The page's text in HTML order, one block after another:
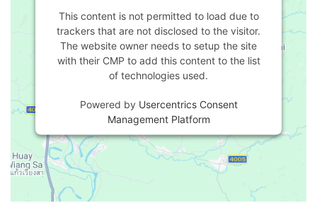
This content is not permitted to load due to
trackers that are not disclosed to the visitor.
The website owner needs to setup the site
with their CMP to add this content to the list
of technologies used.
Powered by Usercentrics Consent
Management Platform